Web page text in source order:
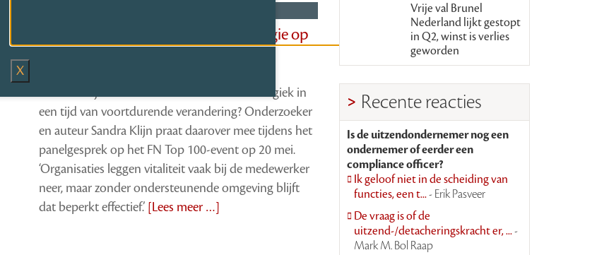
Sandra Klijn over leiderschap en energie op
het werk: ‘Lead by example’
Hoe houd je medewerkers betrokken en energiek in
een tijd van voortdurende verandering? Onderzoeker
en auteur Sandra Klijn praat daarover mee tijdens het
panelgesprek op het FN Top 100-event op 20 mei.
‘Organisaties leggen vitaliteit vaak bij de medewerker
neer, maar zonder ondersteunende omgeving blijft
dat beperkt effectief.’ [Lees meer …]
Vrije val Brunel
Nederland lijkt gestopt
in Q2, winst is verlies
geworden
Recente reacties
Is de uitzendondernemer nog een
ondernemer of eerder een
compliance officer?
Ik geloof niet in de scheiding van
functies, een t...- Erik Pasveer
De vraag is of de
uitzend-/detacheringskracht er, ...-
Mark M. Bol Raap
X